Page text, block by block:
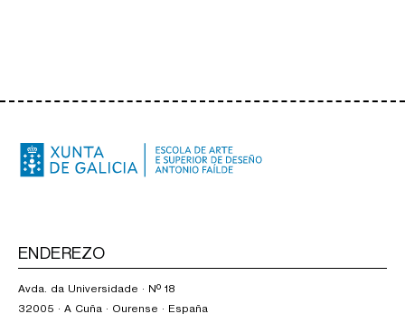
ENDEREZO
Avda. da Universidade · Nº 18
32005 · A Cuña · Ourense · España